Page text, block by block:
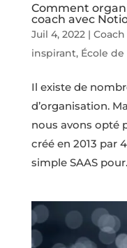
Comment
coach avec
Juil 4, 2022|
inspirant, École
Il existe de
d’organisation.
nous avons opté
créé en 2013 par
simple SAAS